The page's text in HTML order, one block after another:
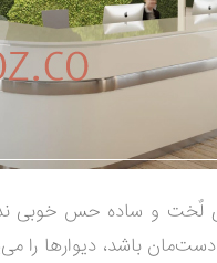
لٌخت و ساده حس خوبی
باشد، دیوارها را